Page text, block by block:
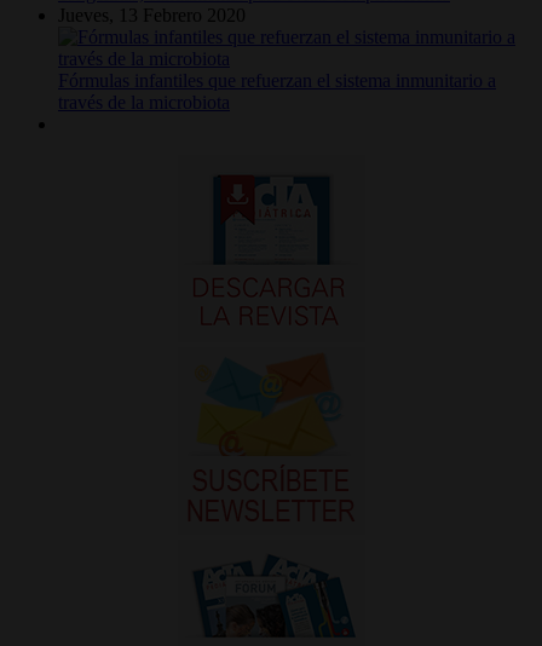
Jueves, 13 Febrero 2020
Fórmulas infantiles que refuerzan el sistema inmunitario a
través de la microbiota